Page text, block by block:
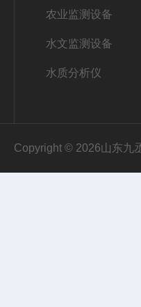
农业监测设备
水文监测设备
水质分析仪
Copyright © 2026山东九